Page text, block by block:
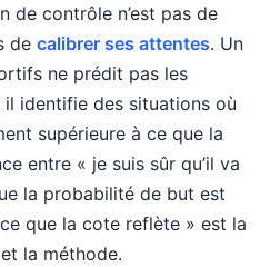
de contrôle n’est pas de
de calibrer ses attentes. Un
ne prédit pas les
identifie des situations où
supérieure à ce que la
entre « je suis sûr qu’il va
la probabilité de but est
que la cote reflète » est la
la méthode.